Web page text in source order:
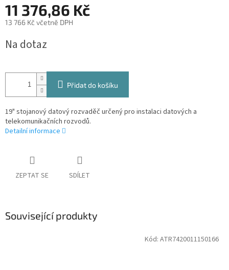
11 376,86 Kč
13 766 Kč včetně DPH
cena:
Na dotaz
Přidat do košíku
19" stojanový datový rozvaděč určený pro instalaci datových a
telekomunikačních rozvodů.
Detailní informace
ZEPTAT SE SDÍLET
Související produkty
Kód: ATR7420011150166